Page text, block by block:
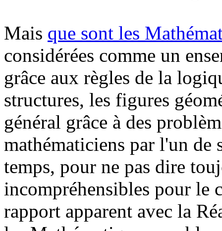
Mais que sont les
considérées comme un
grâce aux règles de la
structures, les figures
général grâce à des
mathématiciens par l'un de
temps, pour ne pas dire
incompréhensibles pour le
rapport apparent avec la